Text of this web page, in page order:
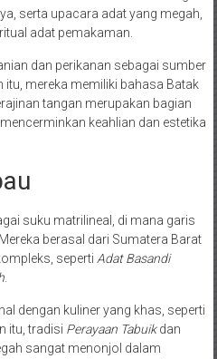
serta upacara adat yang megah,
adat pemakaman.
dan perikanan sebagai sumber
mereka memiliki bahasa Batak
tangan merupakan bagian
keahlian dan estetika
suku matrilineal, di mana garis
berasal dari Sumatera Barat
seperti Adat Basandi
.
dengan kuliner yang khas, seperti
itu, tradisi Perayaan Tabuikdan
sangat menonjol dalam